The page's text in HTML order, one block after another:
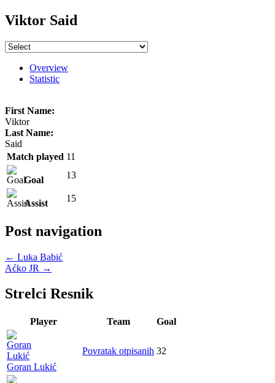
Viktor Said
Overview
Statistic
First Name:
Viktor
Last Name:
Said
Match played 11
Goal 13
Assist 15
Post navigation
← Luka Babić
Aćko JR →
Strelci Resnik
Player Team Goal
Goran Lukić
Povratak otpisanih 32